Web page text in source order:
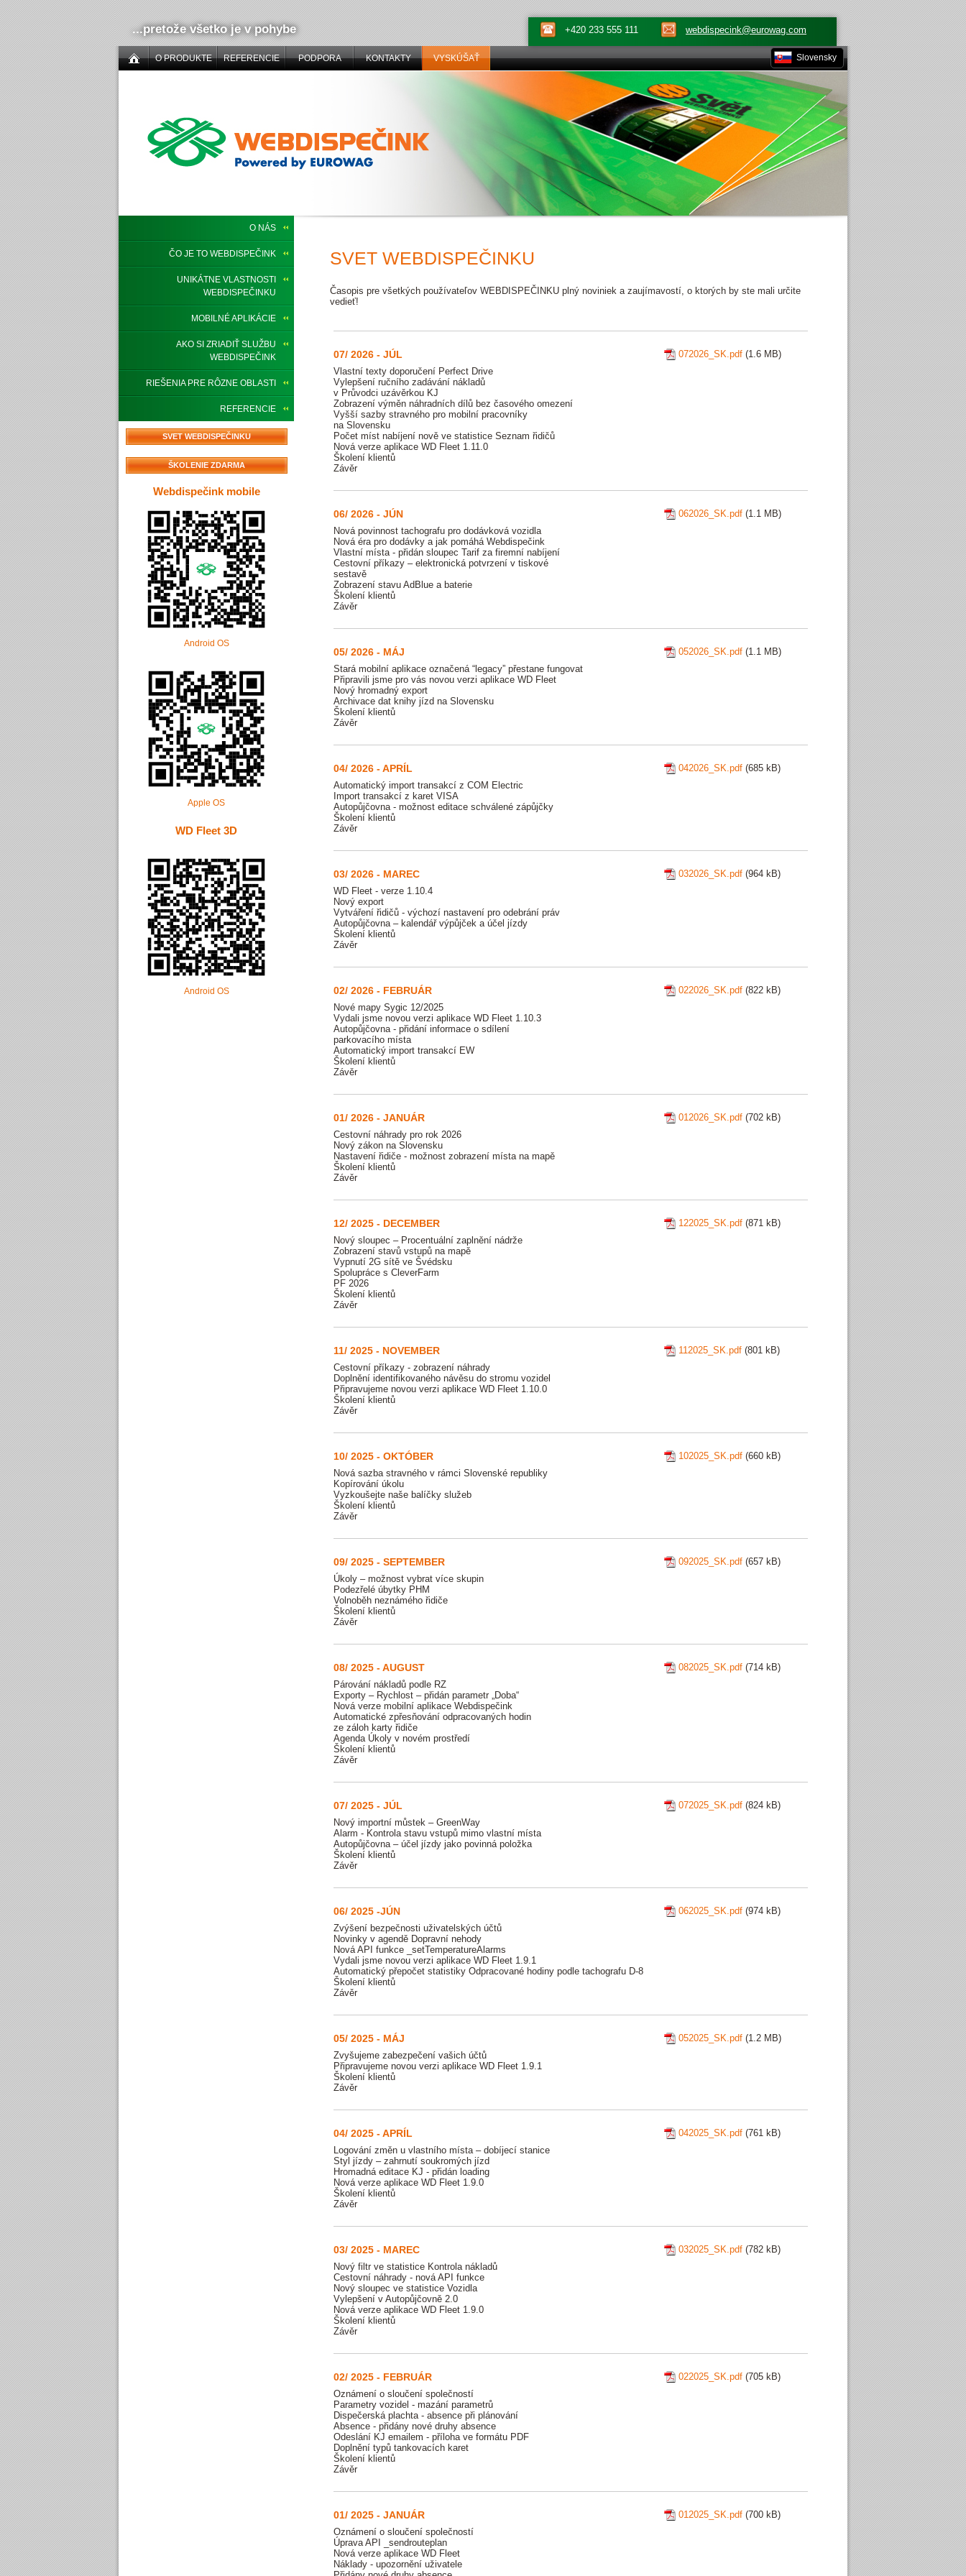
+420 233 555 111 webdispecink@eurowag.com
...pretože všetko je v pohybe
O PRODUKTE REFERENCIE PODPORA KONTAKTY VYSKÚŠAŤ Slovensky
O NÁS
ČO JE TO WEBDISPEČINK
UNIKÁTNE VLASTNOSTI
WEBDISPEČINKU
MOBILNÉ APLIKÁCIE
AKO SI ZRIADIŤ SLUŽBU
WEBDISPEČINK
RIEŠENIA PRE RÔZNE OBLASTI
REFERENCIE
SVET WEBDISPEČINKU
ŠKOLENIE ZDARMA
Webdispečink mobile
Android OS
Apple OS
WD Fleet 3D
Android OS
SVET WEBDISPEČINKU
Časopis pre všetkých používateľov WEBDISPEČINKU plný noviniek a zaujímavostí, o ktorých by ste mali určite
vedieť!
07/ 2026 - JÚL
Vlastní texty doporučení Perfect Drive
Vylepšení ručního zadávání nákladů
v Průvodci uzávěrkou KJ
Zobrazení výměn náhradních dílů bez časového omezení
Vyšší sazby stravného pro mobilní pracovníky
na Slovensku
Počet míst nabíjení nově ve statistice Seznam řidičů
Nová verze aplikace WD Fleet 1.11.0
Školení klientů
Závěr
072026_SK.pdf (1.6 MB)
06/ 2026 - JÚN
Nová povinnost tachografu pro dodávková vozidla
Nová éra pro dodávky a jak pomáhá Webdispečink
Vlastní místa - přidán sloupec Tarif za firemní nabíjení
Cestovní příkazy – elektronická potvrzení v tiskové
sestavě
Zobrazení stavu AdBlue a baterie
Školení klientů
Závěr
062026_SK.pdf (1.1 MB)
05/ 2026 - MÁJ
Stará mobilní aplikace označená “legacy” přestane fungovat
Připravili jsme pro vás novou verzi aplikace WD Fleet
Nový hromadný export
Archivace dat knihy jízd na Slovensku
Školení klientů
Závěr
052026_SK.pdf (1.1 MB)
04/ 2026 - APRÍL
Automatický import transakcí z COM Electric
Import transakcí z karet VISA
Autopůjčovna - možnost editace schválené zápůjčky
Školení klientů
Závěr
042026_SK.pdf (685 kB)
03/ 2026 - MAREC
WD Fleet - verze 1.10.4
Nový export
Vytváření řidičů - výchozí nastavení pro odebrání práv
Autopůjčovna – kalendář výpůjček a účel jízdy
Školení klientů
Závěr
032026_SK.pdf (964 kB)
02/ 2026 - FEBRUÁR
Nové mapy Sygic 12/2025
Vydali jsme novou verzi aplikace WD Fleet 1.10.3
Autopůjčovna - přidání informace o sdílení
parkovacího místa
Automatický import transakcí EW
Školení klientů
Závěr
022026_SK.pdf (822 kB)
01/ 2026 - JANUÁR
Cestovní náhrady pro rok 2026
Nový zákon na Slovensku
Nastavení řidiče - možnost zobrazení místa na mapě
Školení klientů
Závěr
012026_SK.pdf (702 kB)
12/ 2025 - DECEMBER
Nový sloupec – Procentuální zaplnění nádrže
Zobrazení stavů vstupů na mapě
Vypnutí 2G sítě ve Švédsku
Spolupráce s CleverFarm
PF 2026
Školení klientů
Závěr
122025_SK.pdf (871 kB)
11/ 2025 - NOVEMBER
Cestovní příkazy - zobrazení náhrady
Doplnění identifikovaného návěsu do stromu vozidel
Připravujeme novou verzi aplikace WD Fleet 1.10.0
Školení klientů
Závěr
112025_SK.pdf (801 kB)
10/ 2025 - OKTÓBER
Nová sazba stravného v rámci Slovenské republiky
Kopírování úkolu
Vyzkoušejte naše balíčky služeb
Školení klientů
Závěr
102025_SK.pdf (660 kB)
09/ 2025 - SEPTEMBER
Úkoly – možnost vybrat více skupin
Podezřelé úbytky PHM
Volnoběh neznámého řidiče
Školení klientů
Závěr
092025_SK.pdf (657 kB)
08/ 2025 - AUGUST
Párování nákladů podle RZ
Exporty – Rychlost – přidán parametr „Doba“
Nová verze mobilní aplikace Webdispečink
Automatické zpřesňování odpracovaných hodin
ze záloh karty řidiče
Agenda Úkoly v novém prostředí
Školení klientů
Závěr
082025_SK.pdf (714 kB)
07/ 2025 - JÚL
Nový importní můstek – GreenWay
Alarm - Kontrola stavu vstupů mimo vlastní místa
Autopůjčovna – účel jízdy jako povinná položka
Školení klientů
Závěr
072025_SK.pdf (824 kB)
06/ 2025 -JÚN
Zvýšení bezpečnosti uživatelských účtů
Novinky v agendě Dopravní nehody
Nová API funkce _setTemperatureAlarms
Vydali jsme novou verzi aplikace WD Fleet 1.9.1
Automatický přepočet statistiky Odpracované hodiny podle tachografu D-8
Školení klientů
Závěr
062025_SK.pdf (974 kB)
05/ 2025 - MÁJ
Zvyšujeme zabezpečení vašich účtů
Připravujeme novou verzi aplikace WD Fleet 1.9.1
Školení klientů
Závěr
052025_SK.pdf (1.2 MB)
04/ 2025 - APRÍL
Logování změn u vlastního místa – dobíjecí stanice
Styl jízdy – zahrnutí soukromých jízd
Hromadná editace KJ - přidán loading
Nová verze aplikace WD Fleet 1.9.0
Školení klientů
Závěr
042025_SK.pdf (761 kB)
03/ 2025 - MAREC
Nový filtr ve statistice Kontrola nákladů
Cestovní náhrady - nová API funkce
Nový sloupec ve statistice Vozidla
Vylepšení v Autopůjčovně 2.0
Nová verze aplikace WD Fleet 1.9.0
Školení klientů
Závěr
032025_SK.pdf (782 kB)
02/ 2025 - FEBRUÁR
Oznámení o sloučení společností
Parametry vozidel - mazání parametrů
Dispečerská plachta - absence při plánování
Absence - přidány nové druhy absence
Odeslání KJ emailem - příloha ve formátu PDF
Doplnění typů tankovacích karet
Školení klientů
Závěr
022025_SK.pdf (705 kB)
01/ 2025 - JANUÁR
Oznámení o sloučení společností
Úprava API _sendrouteplan
Nová verze aplikace WD Fleet
Náklady - upozornění uživatele
012025_SK.pdf (700 kB)